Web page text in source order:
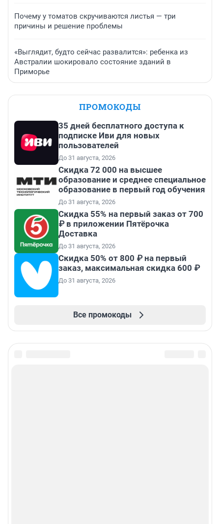
Почему у томатов скручиваются листья — три
причины и решение проблемы
«Выглядит, будто сейчас развалится»: ребенка из
Австралии шокировало состояние зданий в
Приморье
ПРОМОКОДЫ
35 дней бесплатного доступа к
подписке Иви для новых
пользователей
До 31 августа, 2026
Скидка 72 000 на высшее
образование и среднее специальное
образование в первый год обучения
До 31 августа, 2026
Скидка 55% на первый заказ от 700
₽ в приложении Пятёрочка
Доставка
До 31 августа, 2026
Скидка 50% от 800 ₽ на первый
заказ, максимальная скидка 600 ₽
До 31 августа, 2026
Все промокоды